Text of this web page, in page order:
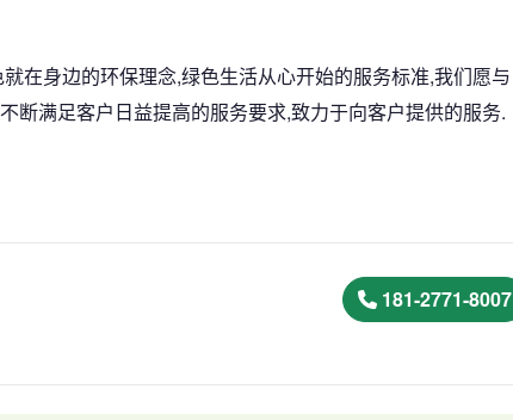
身边的环保理念,绿色生活从心开始的服务标准,我们愿与
断满足客户日益提高的服务要求,致力于向客户提供的服务.
181-2771-8007